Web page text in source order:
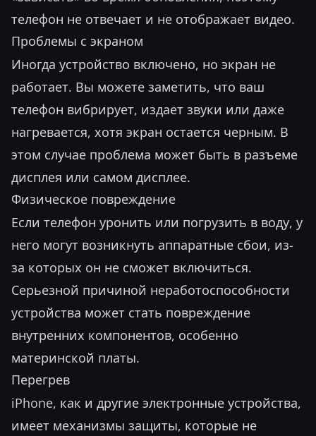
телефон не отвечает и не отображает видео.
Проблемы с экраном
Иногда устройство включено, но экран не
работает. Вы можете заметить, что ваш
телефон вибрирует, издает звуки или даже
нагревается, хотя экран остается черным. В
этом случае проблема может быть в разъеме
дисплея или самом дисплее.
Физическое повреждение
Если телефон уронить или погрузить в воду, у
него могут возникнуть аппаратные сбои, из-
за которых он не сможет включиться.
Серьезной причиной неработоспособности
устройства может стать повреждение
внутренних компонентов, особенно
материнской платы.
Перегрев
iPhone, как и другие электронные устройства,
имеет механизмы защиты, которые не